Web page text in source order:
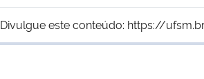
Divulgue este conteúdo: https://